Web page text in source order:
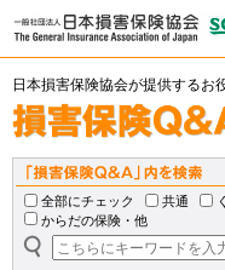
日本損害保険協会が提供するお
全部にチェック 共通
からだの保険・他